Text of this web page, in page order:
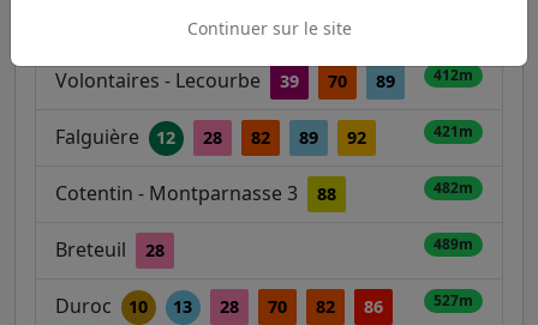
Institut Pasteur 88 95
Volontaires - Lecourbe 39 70 89 412m
Falguière 12 28 82 89 92 421m
Cotentin - Montparnasse 3 88 482m
Breteuil 28 489m
Duroc 10 13 28 70 82
86
527m
Continuer sur le site